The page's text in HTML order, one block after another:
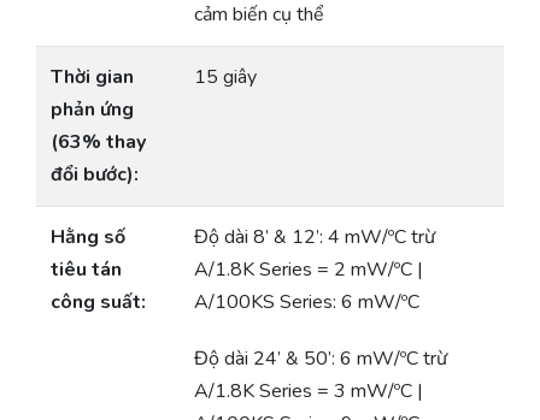
cảm biến cụ thể
Thời gian
phản ứng
(63% thay
đổi bước):
15 giây
Hằng số
tiêu tán
công suất:
Độ dài 8’ & 12’: 4 mW/ºC trừ
A/1.8K Series = 2 mW/ºC |
A/100KS Series: 6 mW/ºC
Độ dài 24’ & 50’: 6 mW/ºC trừ
A/1.8K Series = 3 mW/ºC |